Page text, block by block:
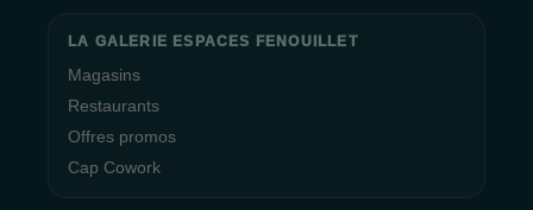
LA GALERIE ESPACES FENOUILLET
Magasins
Restaurants
Offres promos
Cap Cowork